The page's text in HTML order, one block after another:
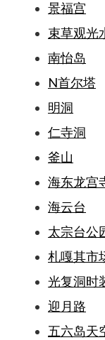
景福宫
束草观光
南怡岛
N首尔塔
明洞
仁寺洞
釜山
海东龙宫
海云台
太宗台公
札嘎其市
光复洞时
迎月路
五六岛天